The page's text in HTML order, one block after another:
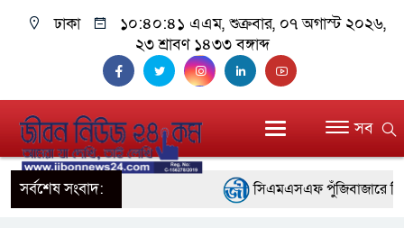
ঢাকা ১০:৪০:৪১ এএম, শুক্রবার, ০৭ অগাস্ট ২০২৬,
২৩ শ্রাবণ ১৪৩৩ বঙ্গাব্দ
সব
সর্বশেষ সংবাদ:
সিএমএসএফ পুঁজিবাজারে